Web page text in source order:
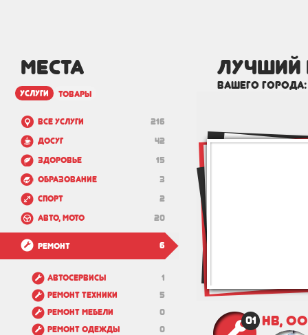
МЕСТА
услуги товары
216
Все услуги
42
Досуг
15
Здоровье
3
Образование
2
Спорт
20
Авто, мото
6
Ремонт
1
Автосервисы
5
Ремонт техники
0
Ремонт мебели
0
Ремонт одежды
лучший
вашего
01 НВ,